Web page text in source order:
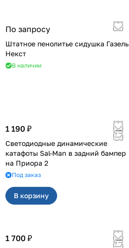
По запросу
Штатное пенолитье сидушка Газель
Некст
В наличии
1 190 ₽
Светодиодные динамические
катафоты Sal-Man в задний бампер
на Приора 2
Под заказ
В корзину
1 700 ₽